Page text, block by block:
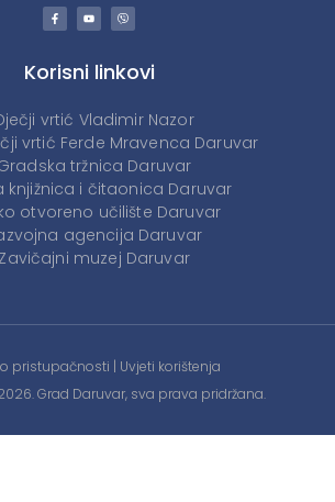
Korisni linkovi
vrtić Vladimir Nazor
vrtić Ferde Mravenca Daruvar
tržnica Daruvar
knjižnica i čitaonica Daruvar
otvoreno učilište Daruvar
agencija Daruvar
muzej Daruvar
pristupačnosti | Uvjeti korištenja
Grad Daruvar, sva prava pridržana.